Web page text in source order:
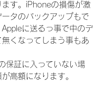
ます。iPhoneの損傷が激
ータのバックアップもで
Appleに送るっ事で中のデ
くなってしまう事もあ
保証に入っていない場
高額になります。